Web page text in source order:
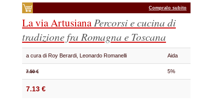
Compralo subito
La via ArtusianaPercorsi e cucina di
tradizione fra Romagna e Toscana
a cura di Roy Berardi, Leonardo Romanelli Aida
7.50 € 5%
7.13 €